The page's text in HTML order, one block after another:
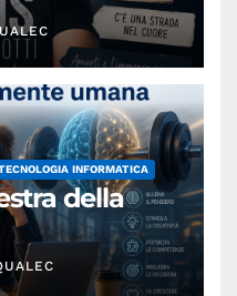
INFORMATICA
della